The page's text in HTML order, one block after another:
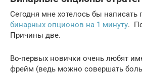
Сегодня мне хотелось бы написать
бинарных опционов на 1 минуту.
Причины две.
Во-первых новички очень любят
фрейм (ведь можно совершать